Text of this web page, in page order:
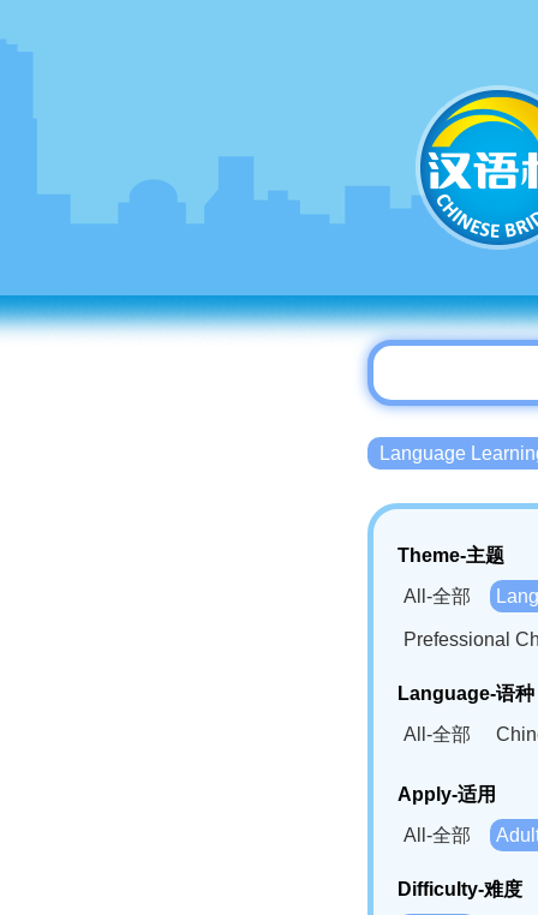
Language
Theme-主题
All-全部
Prefessional
Language-语种
All-全部
Bahasa
Swahili(SW)-
Apply-适用
All-全部
Difficulty-难度